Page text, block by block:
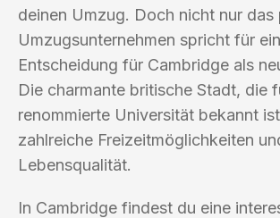
deinen Umzug. Doch nicht nur das
Umzugsunternehmen spricht für
Entscheidung für Cambridge als
Die charmante britische Stadt, die
renommierte Universität bekannt
zahlreiche Freizeitmöglichkeiten
Lebensqualität.
In Cambridge findest du eine